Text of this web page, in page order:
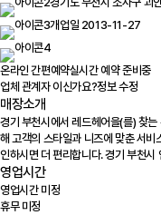
개업일 2013-11-27
온라인 간편예약실시간 예약 준비중
업체 관계자 이신가요?정보 수정
매장소개
경기 부천시에서 레드헤어을(를) 찾
해 고객의 스타일과 니즈에 맞춘 서
인하시면 더 편리합니다. 경기 부천
영업시간
영업시간 미정
휴무 미정